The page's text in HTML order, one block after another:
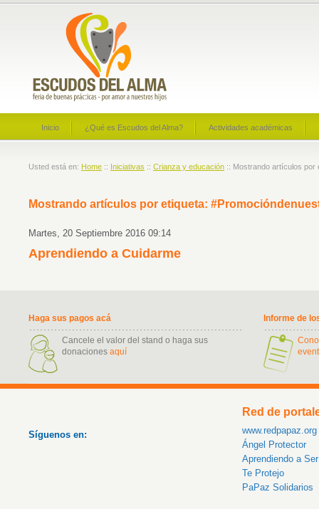
Inicio ¿Qué es Escudos del Alma? Actividades académicas
Usted está en: Home :: Iniciativas :: Crianza y educación :: Mostrando artículos por
Mostrando artículos por etiqueta:
Martes, 20 Septiembre 2016 09:14
Aprendiendo a Cuidarme
Haga sus pagos acá
Cancele el valor del stand o haga sus
donaciones aquí
Informe de
Síguenos en:
Red de
www.redpapaz.org
Ángel Protector
Aprendiendo a
Te Protejo
PaPaz Solidarios